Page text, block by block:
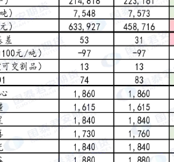
往表现不应作为日后的表现依据。在
载资料、意见及推测不一致的报告，
司对本报告所含信息可在不发出通知
不适合个别客户，不构成客户私人咨
告中的信息或所表述的意见均不构成
获利，不与投资者分享投资收益，也
负任何责任。投资者务必注意，其据
。投资者不应将本报告作为作出投资
投资者务必向专业人士咨询并谨慎决
翻版、复制、发表或引用。如征得本
提示使用本报告的风险，且不得对本